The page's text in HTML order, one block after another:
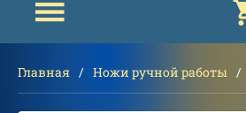
Главная Ножи ручной работы